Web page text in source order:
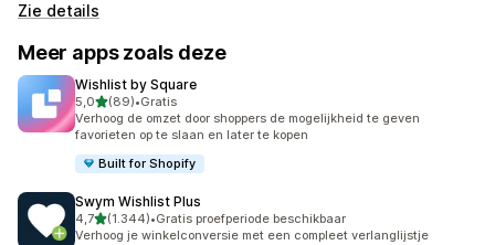
Zie details
Meer apps zoals deze
Wishlist by Square
5,0van 5 sterren
(89)
89 recensies in totaal
•Gratis
Verhoog de omzet door shoppers de mogelijkheid te geven
favorieten op te slaan en later te kopen
Built for Shopify
Swym Wishlist Plus
4,7van 5 sterren
(1.344)
1344 recensies in totaal
•Gratis proefperiode beschikbaar
Verhoog je winkelconversie met een compleet verlanglijstje